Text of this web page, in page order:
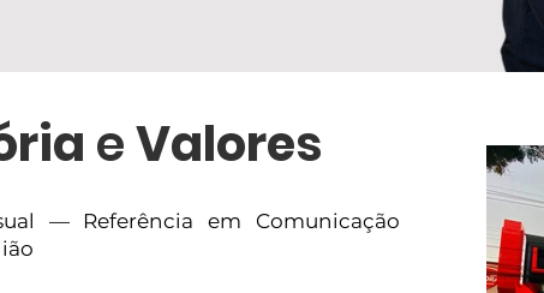
— Referência em Comunicação
eValores